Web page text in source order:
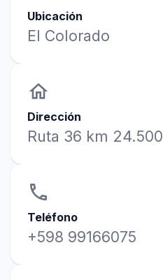
Ubicación
El Colorado
home
Dirección
Ruta 36 km 24.500
phone
Teléfono
+598 99166075